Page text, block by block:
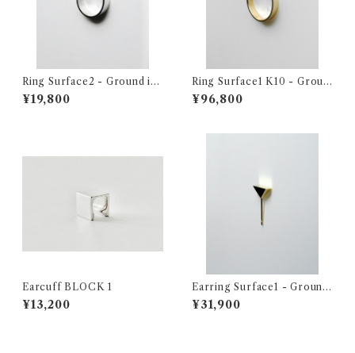
Ring Surface2 - Ground in
the air -
¥19,800
Ring Surface1 K10 - Groun
d in the air -
¥96,800
Earcuff BLOCK 1
¥13,200
Earring Surface1 - Ground
in the air -
¥31,900